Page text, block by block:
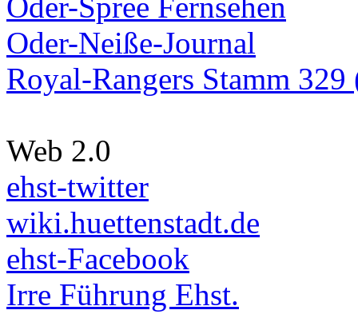
Oder-Neiße-Journal
Royal-Rangers Stamm
Web 2.0
ehst-twitter
wiki.huettenstadt.de
ehst-Facebook
Irre Führung Ehst.